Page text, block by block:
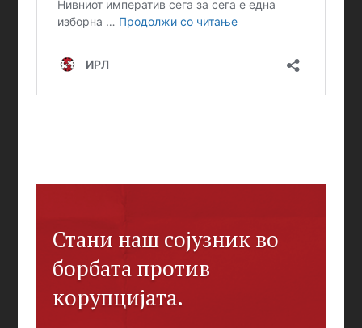
Стани наш сојузник во
борбата против
корупцијата.